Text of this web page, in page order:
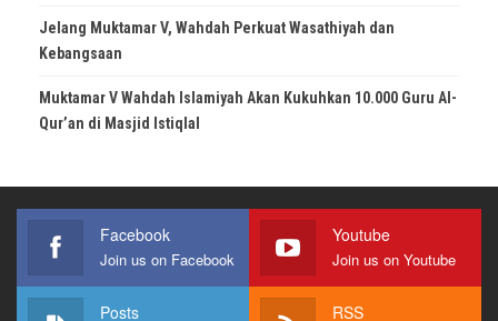
Jelang Muktamar V, Wahdah Perkuat Wasathiyah dan
Kebangsaan
Muktamar V Wahdah Islamiyah Akan Kukuhkan 10.000 Guru Al-
Qur’an di Masjid Istiqlal
Facebook
Join us on Facebook
Youtube
Join us on Youtube
Posts RSS